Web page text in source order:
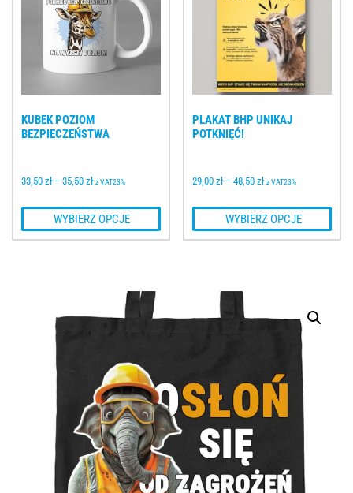
KUBEK POZIOM
BEZPIECZEŃSTWA
33,50 zł – 35,50 zł z VAT23%
WYBIERZ OPCJE
PLAKAT BHP UNIKAJ
POTKNIĘĆ!
29,00 zł – 48,50 zł z VAT23%
WYBIERZ OPCJE